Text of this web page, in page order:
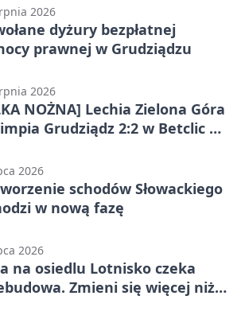
2026
dyżury bezpłatnej
prawnej w Grudziądzu
2026
NOŻNA] Lechia Zielona Góra
Grudziądz 2:2 w Betclic 2.
2026
schodów Słowackiego
w nową fazę
2026
na osiedlu Lotnisko czeka
Zmieni się więcej niż